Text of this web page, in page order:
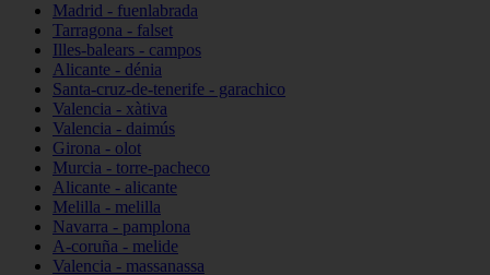
Madrid - fuenlabrada
Tarragona - falset
Illes-balears - campos
Alicante - dénia
Santa-cruz-de-tenerife - garachico
Valencia - xàtiva
Valencia - daimús
Girona - olot
Murcia - torre-pacheco
Alicante - alicante
Melilla - melilla
Navarra - pamplona
A-coruña - melide
Valencia - massanassa